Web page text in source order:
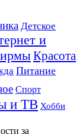
Детское
и
Красота
Питание
Спорт
и ТВ Хобби
за